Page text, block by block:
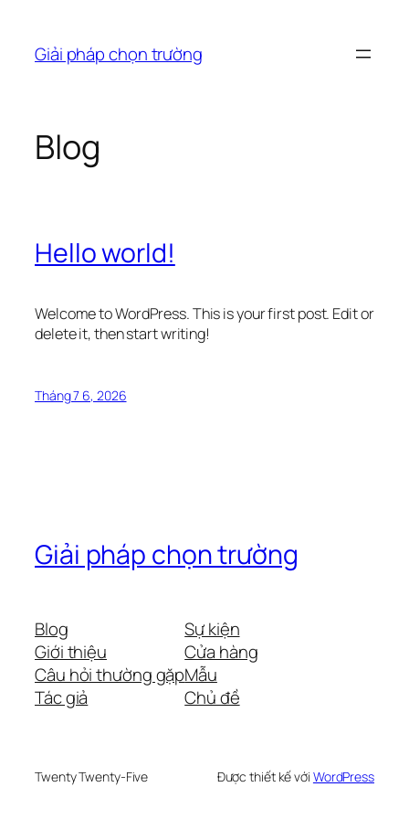
phầnGiải pháp chọn trường
Blog
Hello world!
Welcome to WordPress. This is your first post. Edit or
delete it, then start writing!
Tháng 7 6, 2026
Giải pháp chọn trường
Blog
Giới thiệu
Câu hỏi thường gặp
Tác giả
Sự kiện
Cửa hàng
Mẫu
Chủ đề
Twenty Twenty-Five Được thiết kế với WordPress